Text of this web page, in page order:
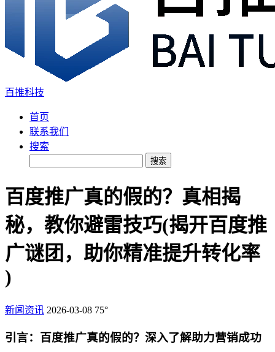
百推科技
首页
联系我们
搜索
搜索
百度推广真的假的？真相揭
秘，教你避雷技巧(揭开百度推
广谜团，助你精准提升转化率
)
新闻资讯 2026-03-08 75°
引言：百度推广真的假的？深入了解助力营销成功